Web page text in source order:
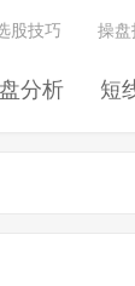
分析 短
股技巧 操盘